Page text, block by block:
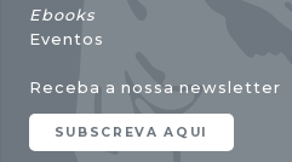
Ebooks
Eventos
Receba a nossa newsletter
SUBSCREVA AQUI